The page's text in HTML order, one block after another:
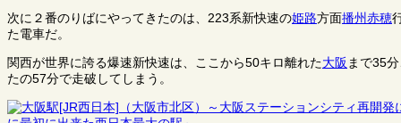
次に２番のりばにやってきたのは、223系新快速の姫路方面播州赤穂
た電車だ。
関西が世界に誇る爆速新快速は、ここから50キロ離れた大阪 まで35
たの57分で走破してしまう。